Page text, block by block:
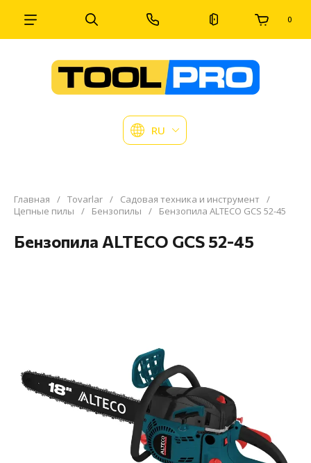
RU
0
Главная / Tovarlar / Садовая техника и инструмент /
Цепные пилы
/ Бензопилы / Бензопила ALTECO GCS 52-45
Бензопила ALTECO GCS 52-45